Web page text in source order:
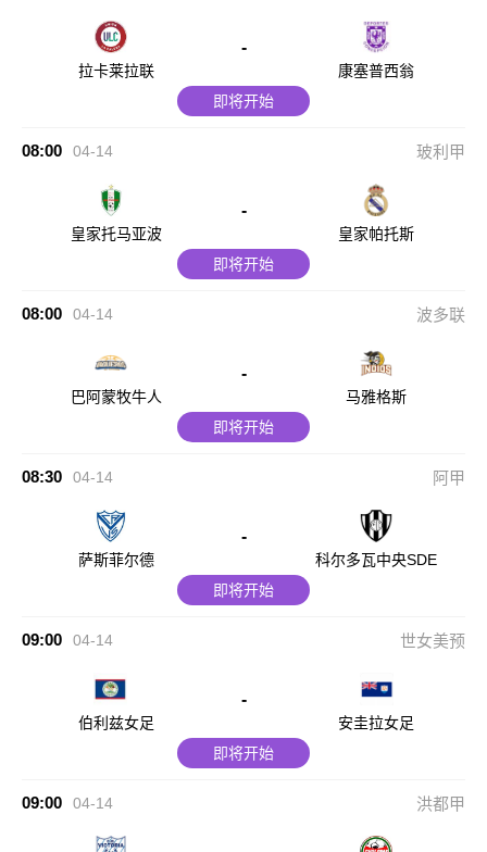
拉卡莱拉联
-
康塞普西翁
即将开始
08:00 04-14 玻利甲
皇家托马亚波
-
皇家帕托斯
即将开始
08:00 04-14 波多联
巴阿蒙牧牛人
-
马雅格斯
即将开始
08:30 04-14 阿甲
萨斯菲尔德
-
科尔多瓦中央SDE
即将开始
09:00 04-14 世女美预
伯利兹女足
-
安圭拉女足
即将开始
09:00 04-14 洪都甲